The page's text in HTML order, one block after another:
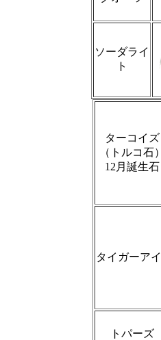
ソーダライ
ト
ターコイズ
（トルコ石）
12月誕生石
タイガーアイ
トパーズ